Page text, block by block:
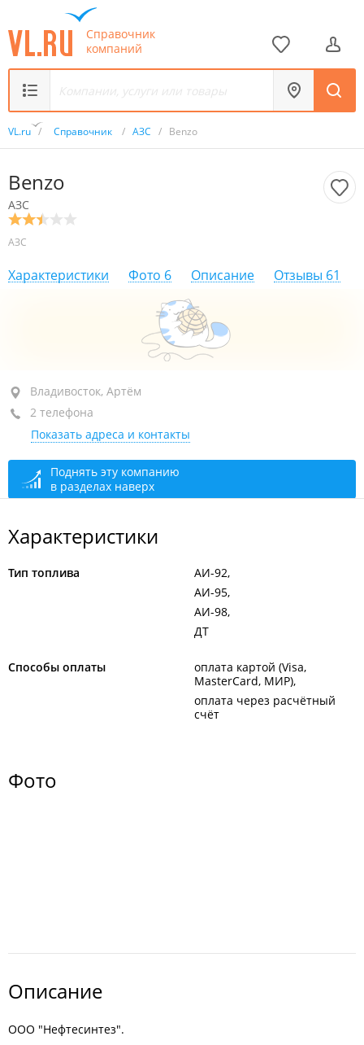
Справочник
компаний
VL.ru / Справочник / АЗС / Benzo
Benzo
АЗС
АЗС
Характеристики Фото 6 Описание Отзывы 61
район "Некрасовская", ул. Военное шоссе, 2А
круглосуточно
Владивосток, Артём
2 телефона
Показать адреса и контакты
Поднять эту компанию
в разделах наверх
Характеристики
Тип топлива
АИ-92
АИ-95
АИ-98
ДТ
Способы оплаты
оплата картой (Visa,
MasterCard, МИР)
оплата через расчётный
счёт
Фото
Описание
ООО "Нефтесинтез".